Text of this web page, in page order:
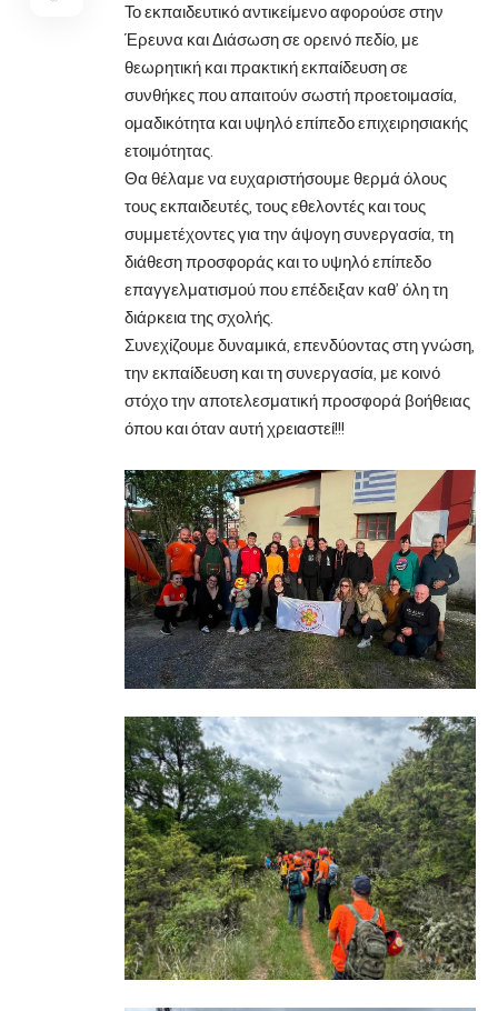
Το εκπαιδευτικό αντικείμενο αφορούσε στην
Έρευνα και Διάσωση σε ορεινό πεδίο, με
θεωρητική και πρακτική εκπαίδευση σε
συνθήκες που απαιτούν σωστή προετοιμασία,
ομαδικότητα και υψηλό επίπεδο επιχειρησιακής
ετοιμότητας.
Θα θέλαμε να ευχαριστήσουμε θερμά όλους
τους εκπαιδευτές, τους εθελοντές και τους
συμμετέχοντες για την άψογη συνεργασία, τη
διάθεση προσφοράς και το υψηλό επίπεδο
επαγγελματισμού που επέδειξαν καθ’ όλη τη
διάρκεια της σχολής.
Συνεχίζουμε δυναμικά, επενδύοντας στη γνώση,
την εκπαίδευση και τη συνεργασία, με κοινό
στόχο την αποτελεσματική προσφορά βοήθειας
όπου και όταν αυτή χρειαστεί!!!